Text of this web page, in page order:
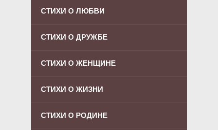
СТИХИ О ЛЮБВИ
СТИХИ О ДРУЖБЕ
СТИХИ О ЖЕНЩИНЕ
СТИХИ О ЖИЗНИ
СТИХИ О РОДИНЕ